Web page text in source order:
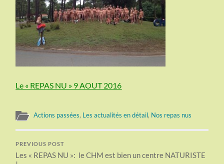
Le « REPAS NU » 9 AOUT 2016
Actions passées, Les actualités en détail, Nos repas nus
PREVIOUS POST
Les « REPAS NU »: le CHM est bien un centre NATURISTE